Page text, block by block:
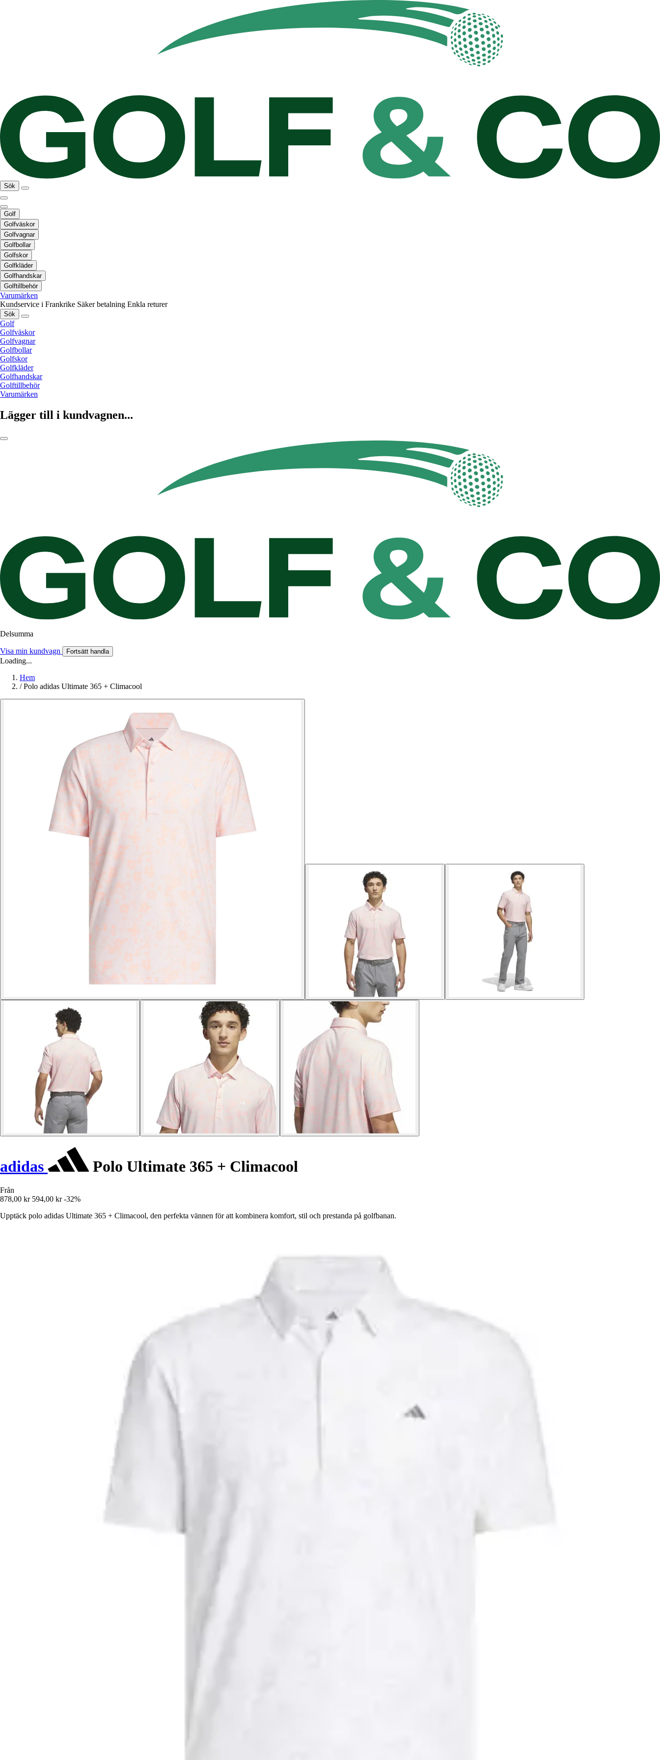
Sök
Golf
Golfväskor
Golfvagnar
Golfbollar
Golfskor
Golfkläder
Golfhandskar
Golftillbehör
Varumärken
Kundservice i Frankrike Säker betalning Enkla returer
Sök
Golf
Golfväskor
Golfvagnar
Golfbollar
Golfskor
Golfkläder
Golfhandskar
Golftillbehör
Varumärken
Lägger till i kundvagnen...
Delsumma
Visa min kundvagn Fortsätt handla
Loading...
Hem
/ Polo adidas Ultimate 365 + Climacool
adidas Polo Ultimate 365 + Climacool
Från
878,00 kr 594,00 kr -32%
Upptäck polo adidas Ultimate 365 + Climacool, den perfekta vännen för att kombinera komfort, stil och prestanda på golfbanan.